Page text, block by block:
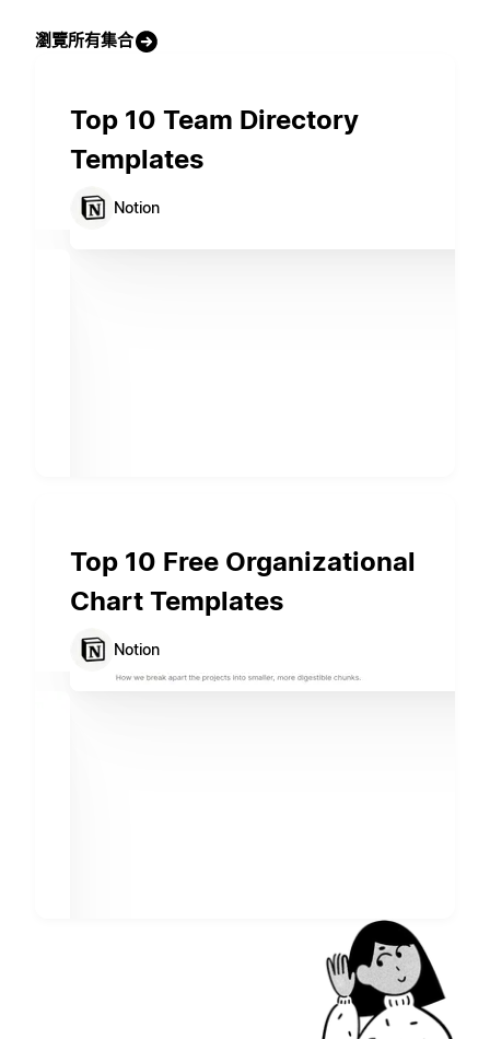
瀏覽所有集合
Top 10 Team Directory
Templates
Notion
Top 10 Free Organizational
Chart Templates
Notion